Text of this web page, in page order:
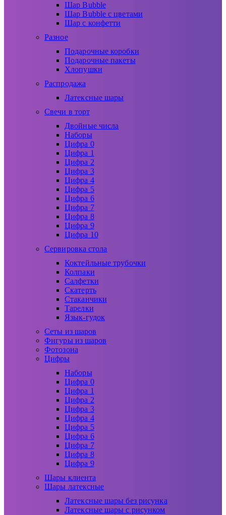
Шар Bubble
Шар Bubble с цветами
Шар с конфетти
Разное
Подарочные коробки
Подарочные пакеты
Хлопушки
Распродажа
Латексные шары
Свечи в торт
Двойные числа
Наборы
Цифра 0
Цифра 1
Цифра 2
Цифра 3
Цифра 4
Цифра 5
Цифра 6
Цифра 7
Цифра 8
Цифра 9
Цифра 10
Сервировка стола
Коктейльные трубочки
Колпаки
Салфетки
Скатерть
Стаканчики
Тарелки
Язык-гудок
Сеты из шаров
Фигуры из шаров
Фотозона
Цифры
Наборы
Цифра 0
Цифра 1
Цифра 2
Цифра 3
Цифра 4
Цифра 5
Цифра 6
Цифра 7
Цифра 8
Цифра 9
Шары клиента
Шары латексные
Латексные шары без рисунка
Латексные шары с рисунком